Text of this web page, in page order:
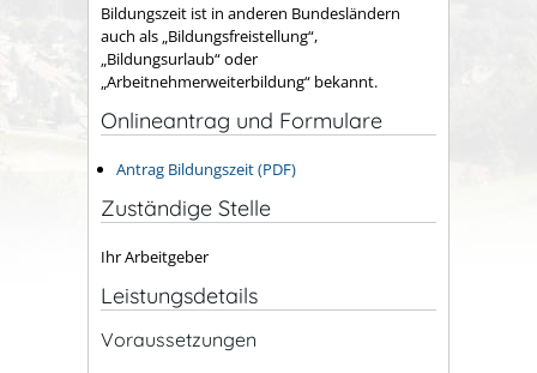
Bildungszeit ist in anderen Bundesländern
auch als „Bildungsfreistellung“,
„Bildungsurlaub“ oder
„Arbeitnehmerweiterbildung“ bekannt.
Onlineantrag und Formulare
Antrag Bildungszeit (PDF)
Zuständige Stelle
Ihr Arbeitgeber
Leistungsdetails
Voraussetzungen